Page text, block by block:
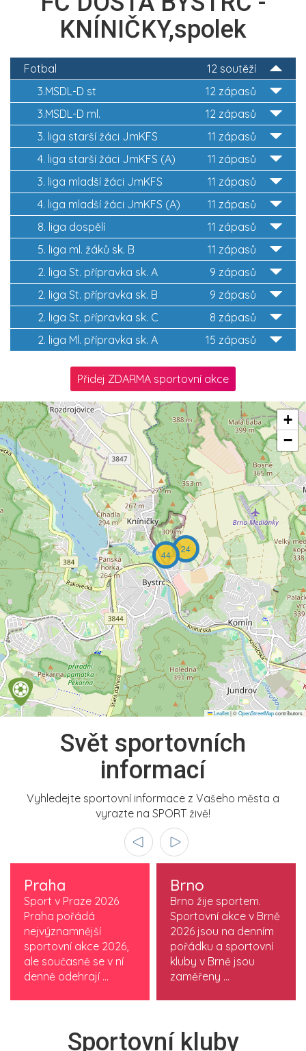
KNÍNIČKY,spolek
12 soutěží
Fotbal
12 zápasů
3.MSDL-D st
12 zápasů
3.MSDL-D ml.
11 zápasů
3. liga starší žáci JmKFS
11 zápasů
4. liga starší žáci JmKFS (A)
11 zápasů
3. liga mladší žáci JmKFS
11 zápasů
4. liga mladší žáci JmKFS (A)
11 zápasů
8. liga dospělí
11 zápasů
5. liga ml. žáků sk. B
9 zápasů
2. liga St. přípravka sk. A
9 zápasů
2. liga St. přípravka sk. B
8 zápasů
2. liga St. přípravka sk. C
15 zápasů
2. liga Ml. přípravka sk. A
Přidej ZDARMA sportovní akce
24
44
+
−
Leaflet|©OpenStreetMapcontributors
Svět sportovních
informací
Vyhledejte sportovní informace z Vašeho města a
vyrazte na SPORT živě!
Praha
Sport v Praze 2026
Praha pořádá
nejvýznamnější
sportovní akce 2026,
ale současně se v ní
denně odehrají ...
Brno
Brno žije sportem.
Sportovní akce v Brně
2026 jsou na denním
pořádku a sportovní
kluby v Brně jsou
zaměřeny ...
Sportovní kluby